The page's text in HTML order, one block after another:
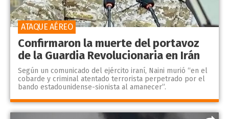
Confirmaron la muerte del portavoz
de la Guardia Revolucionaria en Irán
Según un comunicado del ejército iraní, Naini murió “en el
cobarde y criminal atentado terrorista perpetrado por el
bando estadounidense-sionista al amanecer”.
ATAQUE AÉREO